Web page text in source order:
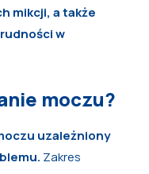
mikcji, a także
w
moczu?
uzależniony
Zakres